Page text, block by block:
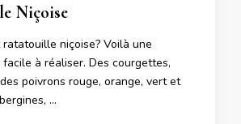
Niçoise
niçoise? Voilà une
à réaliser. Des courgettes,
poivrons rouge, orange, vert et
…